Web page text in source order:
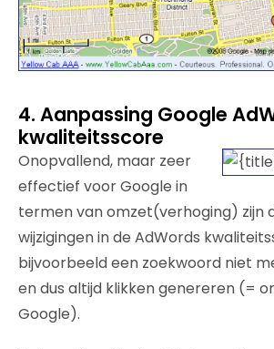
4. Aanpassing Google
kwaliteitsscore
Onopvallend, maar zeer
effectief voor Google in
termen van omzet(verhoging) zijn
wijzigingen in de AdWords
bijvoorbeeld een zoekwoord niet
en dus altijd klikken genereren (=
Google).